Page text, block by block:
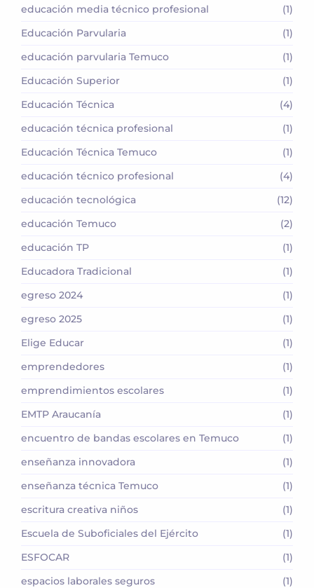
educación media técnico profesional
(1)
Educación Parvularia
(1)
educación parvularia Temuco
(1)
Educación Superior
(1)
Educación Técnica
(4)
educación técnica profesional
(1)
Educación Técnica Temuco
(1)
educación técnico profesional
(4)
educación tecnológica
(12)
educación Temuco
(2)
educación TP
(1)
Educadora Tradicional
(1)
egreso 2024
(1)
egreso 2025
(1)
Elige Educar
(1)
emprendedores
(1)
emprendimientos escolares
(1)
EMTP Araucanía
(1)
encuentro de bandas escolares en Temuco
(1)
enseñanza innovadora
(1)
enseñanza técnica Temuco
(1)
escritura creativa niños
(1)
Escuela de Suboficiales del Ejército
(1)
ESFOCAR
(1)
espacios laborales seguros
(1)